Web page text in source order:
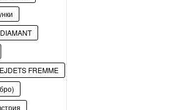
FREMME